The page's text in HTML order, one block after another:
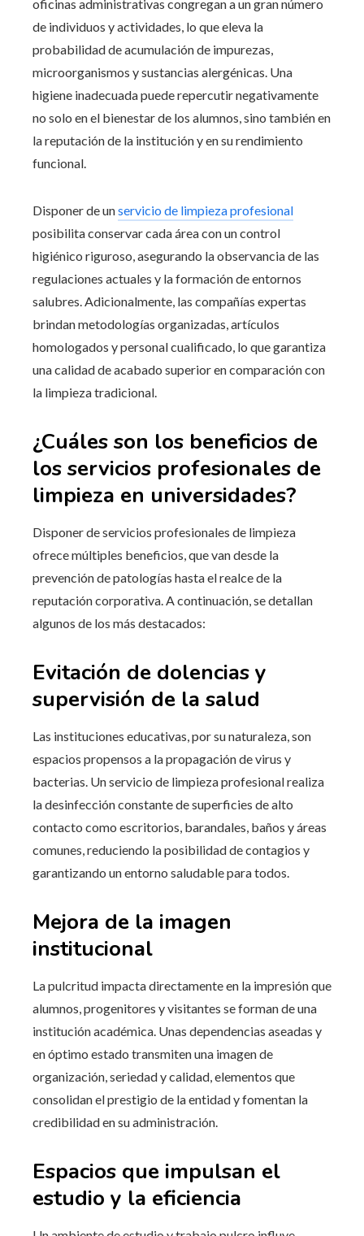
oficinas administrativas congregan a un gran número
de individuos y actividades, lo que eleva la
probabilidad de acumulación de impurezas,
microorganismos y sustancias alergénicas. Una
higiene inadecuada puede repercutir negativamente
no solo en el bienestar de los alumnos, sino también en
la reputación de la institución y en su rendimiento
funcional.
Disponer de unservicio de limpieza profesional
posibilita conservar cada área con un control
higiénico riguroso, asegurando la observancia de las
regulaciones actuales y la formación de entornos
salubres. Adicionalmente, las compañías expertas
brindan metodologías organizadas, artículos
homologados y personal cualificado, lo que garantiza
una calidad de acabado superior en comparación con
la limpieza tradicional.
¿Cuáles son los beneficios de
los servicios profesionales de
limpieza en universidades?
Disponer de servicios profesionales de limpieza
ofrece múltiples beneficios, que van desde la
prevención de patologías hasta el realce de la
reputación corporativa. A continuación, se detallan
algunos de los más destacados:
Evitación de dolencias y
supervisión de la salud
Las instituciones educativas, por su naturaleza, son
espacios propensos a la propagación de virus y
bacterias. Un servicio de limpieza profesional realiza
la desinfección constante de superficies de alto
contacto como escritorios, barandales, baños y áreas
comunes, reduciendo la posibilidad de contagios y
garantizando un entorno saludable para todos.
Mejora de la imagen
institucional
La pulcritud impacta directamente en la impresión que
alumnos, progenitores y visitantes se forman de una
institución académica. Unas dependencias aseadas y
en óptimo estado transmiten una imagen de
organización, seriedad y calidad, elementos que
consolidan el prestigio de la entidad y fomentan la
credibilidad en su administración.
Espacios que impulsan el
estudio y la eficiencia